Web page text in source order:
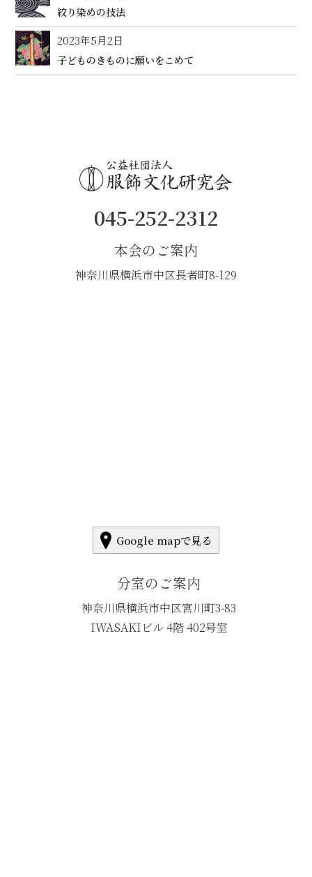
絞り染めの技法
2023年5月2日
子どものきものに願いをこめて
045-252-2312
本会のご案内
神奈川県横浜市中区長者町8-129
Google mapで見る
分室のご案内
神奈川県横浜市中区宮川町3-83
IWASAKIビル 4階 402号室